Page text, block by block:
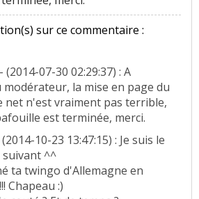
sur ce commentaire :
- (2014-07-30 02:29:37) : A
la mise en page du
net n'est vraiment pas terrible,
est terminée, merci.
10-23 13:47:15) : Je suis le
suivant ^^
ta twingo d'Allemagne en
Chapeau :)